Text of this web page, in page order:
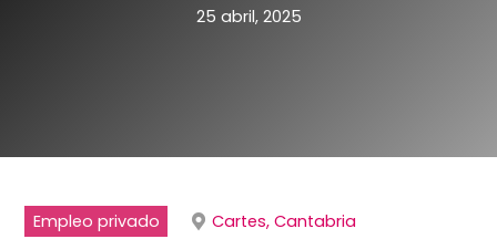
25 abril, 2025
Empleo privado
Cartes, Cantabria